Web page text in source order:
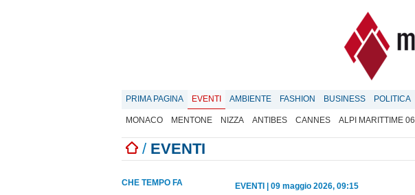
PRIMA PAGINA EVENTI AMBIENTE FASHION BUSINESS POLITICA
MONACO MENTONE NIZZA ANTIBES CANNES ALPI MARITTIME 06
/ EVENTI
CHE TEMPO FA EVENTI 09 maggio 2026, 09:15